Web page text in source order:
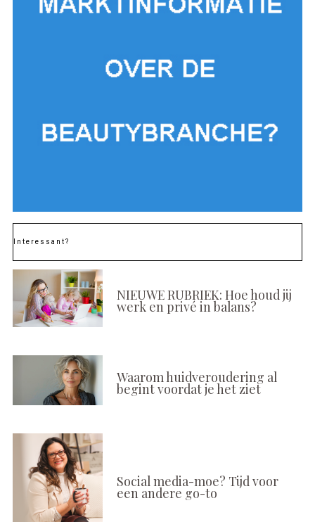
Interessant?
NIEUWE RUBRIEK: Hoe houd jij
werk en privé in balans?
Waarom huidveroudering al
begint voordat je het ziet
Social media-moe? Tijd voor
een andere go-to